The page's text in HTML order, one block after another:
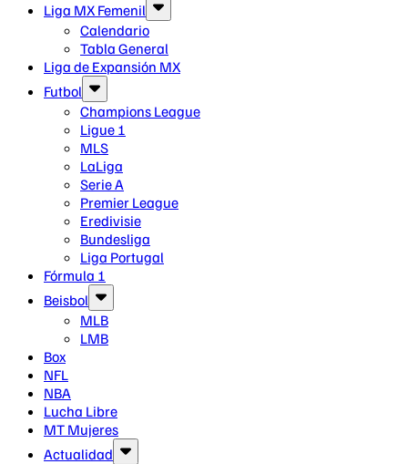
Liga MX Femenil
Calendario
Tabla General
Liga de Expansión MX
Futbol
Champions League
Ligue 1
MLS
LaLiga
Serie A
Premier League
Eredivisie
Bundesliga
Liga Portugal
Fórmula 1
Beisbol
MLB
LMB
Box
NFL
NBA
Lucha Libre
MT Mujeres
Actualidad